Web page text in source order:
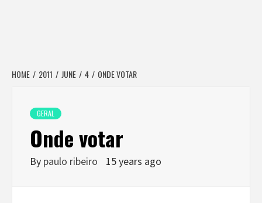
HOME 2011 JUNE 4 ONDE VOTAR
GERAL
Onde votar
By paulo ribeiro 15 years ago